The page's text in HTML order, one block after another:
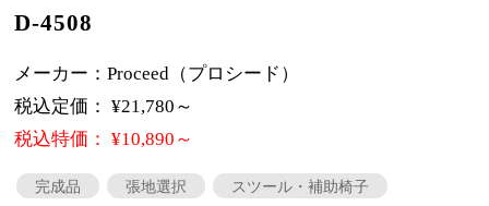
D-4508
メーカー：Proceed（プロシード）
税込定価： ¥21,780～
税込特価： ¥10,890～
完成品 張地選択
スツール・補助椅子